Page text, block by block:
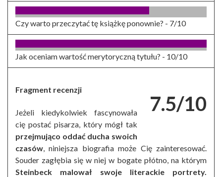
Czy warto przeczytać tę książkę ponownie? - 7/10
Jak oceniam wartość merytoryczną tytułu? - 10/10
7.5/10
Fragment recenzji
Jeżeli kiedykolwiek fascynowała
cię postać pisarza, który mógł tak
przejmująco oddać ducha swoich
czasów , niniejsza biografia może Cię zainteresować.
Souder zagłębia się w niej w bogate płótno, na którym
Steinbeck malował swoje literackie portrety.